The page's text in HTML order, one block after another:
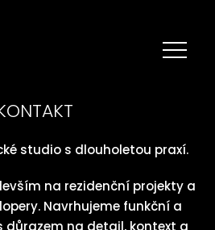
studio s dlouholetou praxí.
na rezidenční projekty a
Navrhujeme funkční a
důrazem na detail, kontext a